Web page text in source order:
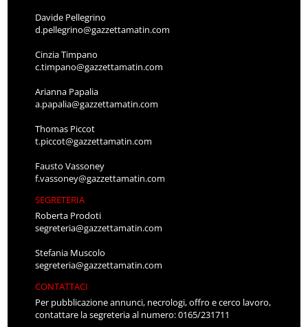
Davide Pellegrino
d.pellegrino@gazzettamatin.com
Cinzia Timpano
c.timpano@gazzettamatin.com
Arianna Papalia
a.papalia@gazzettamatin.com
Thomas Piccot
t.piccot@gazzettamatin.com
Fausto Vassoney
f.vassoney@gazzettamatin.com
SEGRETERIA
Roberta Prodoti
segreteria@gazzettamatin.com
Stefania Muscolo
segreteria@gazzettamatin.com
CONTATTACI
Per pubblicazione annunci, necrologi, offro e cerco lavoro,
contattare la segreteria al numero: 0165/231711